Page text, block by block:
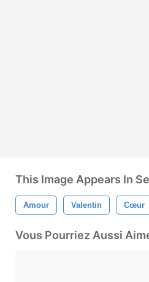
This Image Appears In
Amour Valentin Cœur
Vous Pourriez Aussi